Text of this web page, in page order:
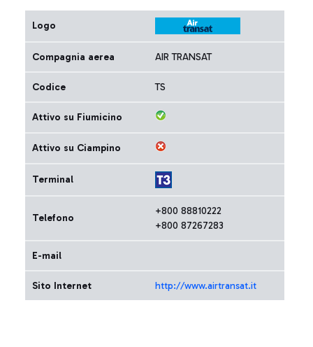
Logo
Compagnia aerea AIR TRANSAT
Codice TS
Attivo su Fiumicino
Attivo su Ciampino
Terminal
Telefono
+800 88810222
+800 87267283
E-mail
Sito Internet http://www.airtransat.it